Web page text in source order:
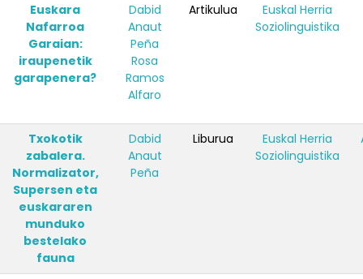
Euskara
Nafarroa
Garaian:
iraupenetik
garapenera?
Dabid
Anaut
Peña
Rosa
Ramos
Alfaro
Artikulua
Euskal Herria
Soziolinguistika
Txokotik
zabalera.
Normalizator,
Supersen eta
euskararen
munduko
bestelako
fauna
Dabid
Anaut
Peña
Liburua
Euskal Herria
Soziolinguistika